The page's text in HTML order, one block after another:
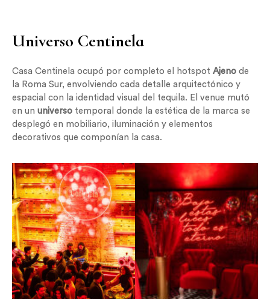
Universo Centinela
Casa Centinela ocupó por completo el hotspot Ajeno de
la Roma Sur, envolviendo cada detalle arquitectónico y
espacial con la identidad visual del tequila. El venue mutó
en un universo temporal donde la estética de la marca se
desplegó en mobiliario, iluminación y elementos
decorativos que componían la casa.